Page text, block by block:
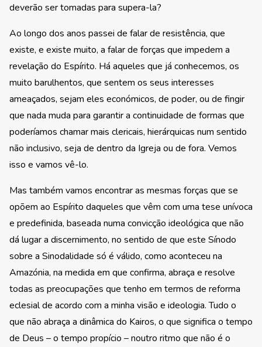
deverão ser tomadas para supera-la?
Ao longo dos anos passei de falar de resistência, que
existe, e existe muito, a falar de forças que impedem a
revelação do Espírito. Há aqueles que já conhecemos, os
muito barulhentos, que sentem os seus interesses
ameaçados, sejam eles económicos, de poder, ou de fingir
que nada muda para garantir a continuidade de formas que
poderíamos chamar mais clericais, hierárquicas num sentido
não inclusivo, seja de dentro da Igreja ou de fora. Vemos
isso e vamos vê-lo.
Mas também vamos encontrar as mesmas forças que se
opõem ao Espírito daqueles que vêm com uma tese unívoca
e predefinida, baseada numa convicção ideológica que não
dá lugar a discernimento, no sentido de que este Sínodo
sobre a Sinodalidade só é válido, como aconteceu na
Amazónia, na medida em que confirma, abraça e resolve
todas as preocupações que tenho em termos de reforma
eclesial de acordo com a minha visão e ideologia. Tudo o
que não abraça a dinâmica do Kairos, o que significa o tempo
de Deus – o tempo propício – noutro ritmo que não é o